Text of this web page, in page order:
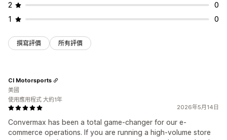
2
0
1
0
撰寫評價 所有評價
2026年5月14日
Convermax has been a total game-changer for our e-
commerce operations. If you are running a high-volume store
CI Motorsports
美國
使用應用程式 大約1年